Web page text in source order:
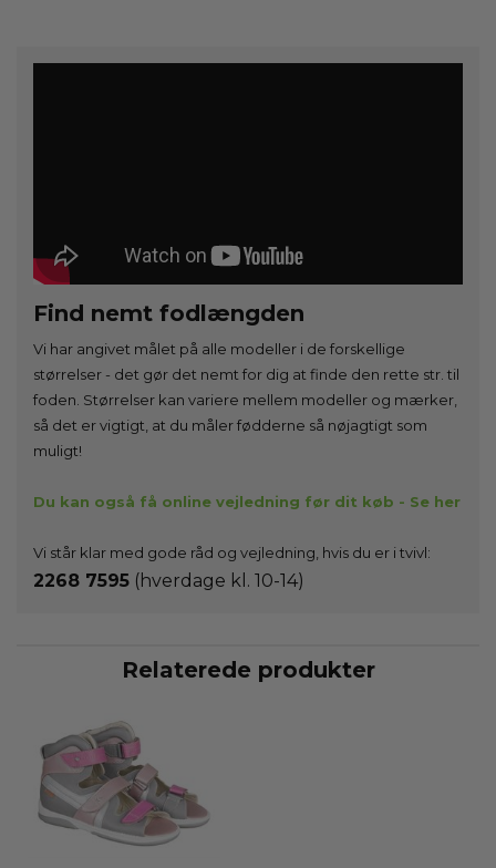
Find nemt fodlængden
Vi har angivet målet på alle modeller i de forskellige
størrelser - det gør det nemt for dig at finde den rette str. til
foden. Størrelser kan variere mellem modeller og mærker,
så det er vigtigt, at du måler fødderne så nøjagtigt som
muligt!
Du kan også få online vejledning før dit køb - Se her
Vi står klar med gode råd og vejledning, hvis du er i tvivl:
2268 7595 (hverdage kl. 10-14)
Relaterede produkter